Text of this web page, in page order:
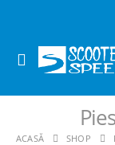
ACASĂ SHOP